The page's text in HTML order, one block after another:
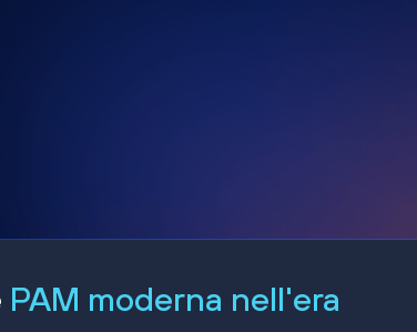
PAM moderna nell'era